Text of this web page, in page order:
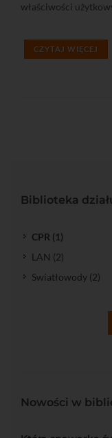
właściwości
CZYTAJ WIĘCEJ
Biblioteka
CPR (1)
LAN (2)
Swiatłowody (2)
Nowości w